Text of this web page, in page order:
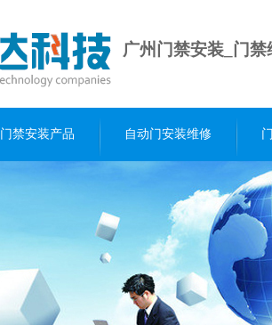
广州门禁安装_门
门禁安装产品 自动门安装维修